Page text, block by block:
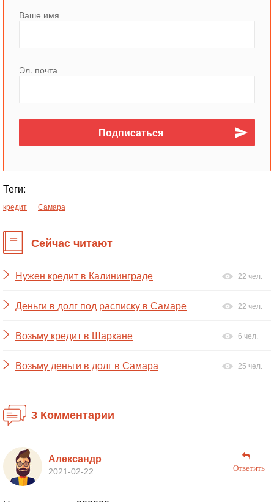
Ваше имя
Эл. почта
Теги:
кредит Самара
Сейчас читают
Нужен кредит в Калининграде 22 чел.
Деньги в долг под расписку в Самаре 22 чел.
Возьму кредит в Шаркане 6 чел.
Возьму деньги в долг в Самара 25 чел.
3 Комментарии
Александр
2021-02-22 Ответить